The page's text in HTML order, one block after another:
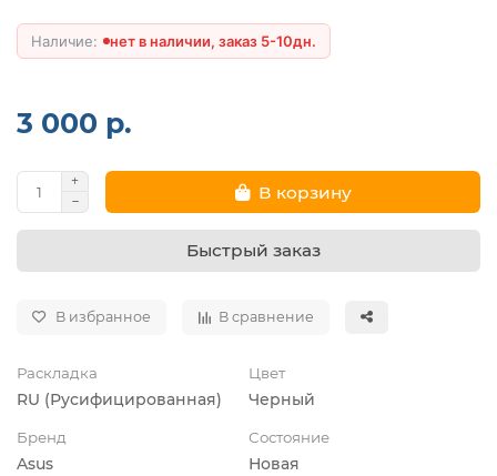
нет в наличии, заказ 5-10дн.
3 000 р.
В корзину
Быстрый заказ
В избранное В сравнение
Раскладка
RU (Русифицированная)
Цвет
Черный
Бренд
Asus
Состояние
Новая